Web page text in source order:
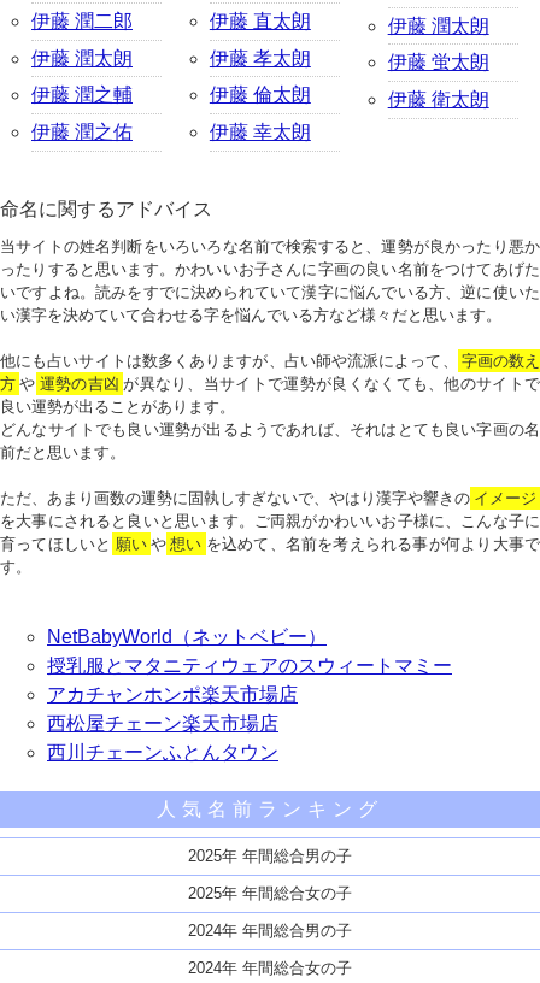
伊藤 潤二郎
伊藤 潤太朗
伊藤 潤之輔
伊藤 潤之佑
伊藤 直太朗
伊藤 孝太朗
伊藤 倫太朗
伊藤 幸太朗
伊藤 潤太朗
伊藤 蛍太朗
伊藤 衛太朗
命名に関するアドバイス
当サイトの姓名判断をいろいろな名前で検索すると、運勢が良かったり悪か
ったりすると思います。かわいいお子さんに字画の良い名前をつけてあげた
いですよね。読みをすでに決められていて漢字に悩んでいる方、逆に使いた
い漢字を決めていて合わせる字を悩んでいる方など様々だと思います。
他にも占いサイトは数多くありますが、占い師や流派によって、
字画の数え
方 や 運勢の吉凶 が異なり、当サイトで運勢が良くなくても、他のサイトで
良い運勢が出ることがあります。
どんなサイトでも良い運勢が出るようであれば、それはとても良い字画の名
前だと思います。
ただ、あまり画数の運勢に固執しすぎないで、やはり漢字や響きの イメージ
を大事にされると良いと思います。ご両親がかわいいお子様に、こんな子に
育ってほしいと 願い や 想い を込めて、名前を考えられる事が何より大事で
す。
NetBabyWorld（ネットベビー）
授乳服とマタニティウェアのスウィートマミー
アカチャンホンポ楽天市場店
西松屋チェーン楽天市場店
西川チェーンふとんタウン
人気名前ランキング
2025年 年間総合男の子
2025年 年間総合女の子
2024年 年間総合男の子
2024年 年間総合女の子